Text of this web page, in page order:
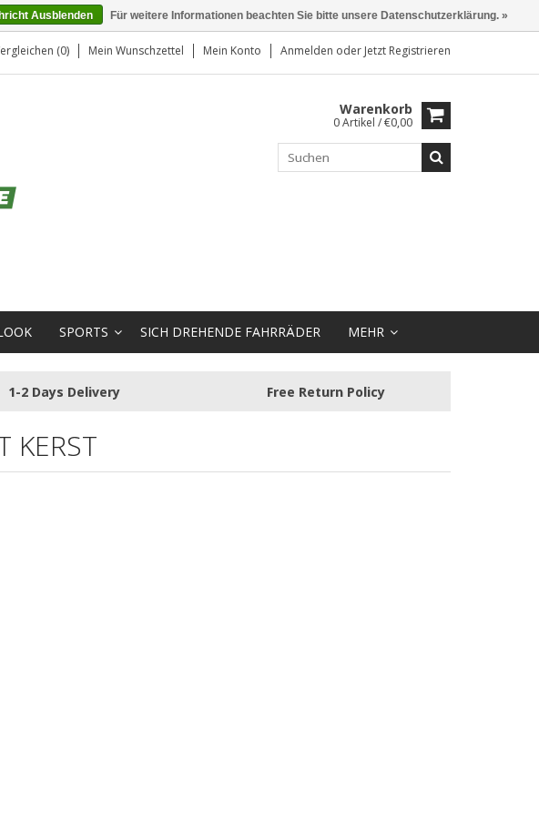
(0) Mein Wunschzettel Mein Konto Anmelden oder Jetzt Registrieren
Warenkorb
0 Artikel / €0,00
SPORTS SICH DREHENDE FAHRRÄDER MEHR
1-2 Days Delivery Free Return Policy
KERST
Ausblenden Für weitere Informationen beachten Sie bitte unsere Datenschutzerklärung. »